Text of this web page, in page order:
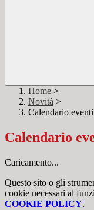
Home >
Novità >
Calendario eventi
Calendario
Caricamento...
Questo sito o gli
cookie necessari al
COOKIE POLICY.